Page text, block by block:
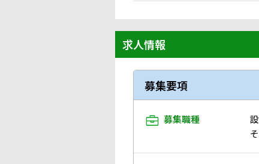
求人情報
募集要項
募集職種